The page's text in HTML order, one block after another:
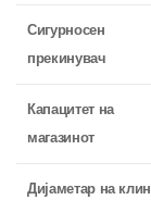
Сигурносен
прекинувач
Капацитет на
магазинот
Дијаметар на клин